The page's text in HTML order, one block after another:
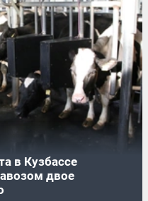
в Кузбассе
двое